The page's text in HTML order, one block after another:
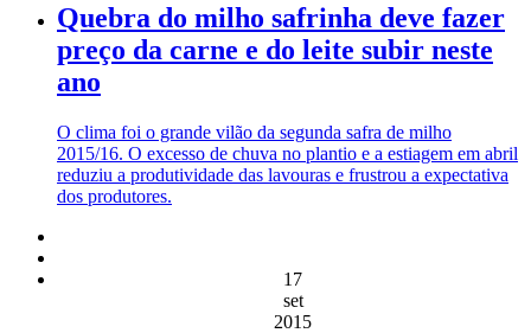
Quebra do milho safrinha deve fazer
preço da carne e do leite subir neste
ano
O clima foi o grande vilão da segunda safra de milho
2015/16. O excesso de chuva no plantio e a estiagem em abril
reduziu a produtividade das lavouras e frustrou a expectativa
dos produtores.
17
set
2015